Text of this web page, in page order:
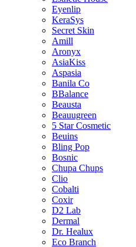
Eyenlip
KeraSys
Secret Skin
Amill
Aronyx
AsiaKiss
Aspasia
Banila Co
BBalance
Beausta
Beauugreen
5 Star Cosmetic
Beuins
Bling Pop
Bosnic
Chupa Chups
Clio
Cobalti
Coxir
D2 Lab
Dermal
Dr. Healux
Eco Branch